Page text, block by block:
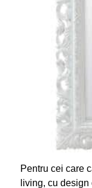
Pentru cei care
living, cu